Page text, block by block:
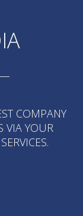
COMPANY
VIA YOUR